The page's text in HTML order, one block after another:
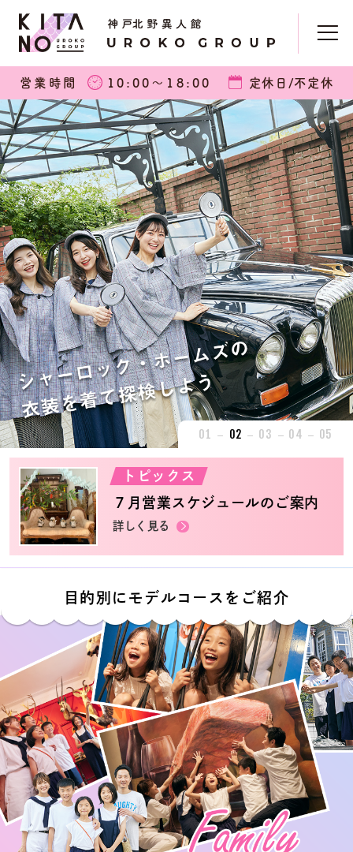
営業時間 10:00〜18:00 定休日/不定休
01 02 03 04 05
トピックス
７月営業スケジュールのご案内
詳しく見る
目的別にモデルコースをご紹介